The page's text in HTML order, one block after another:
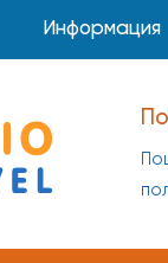
Информация